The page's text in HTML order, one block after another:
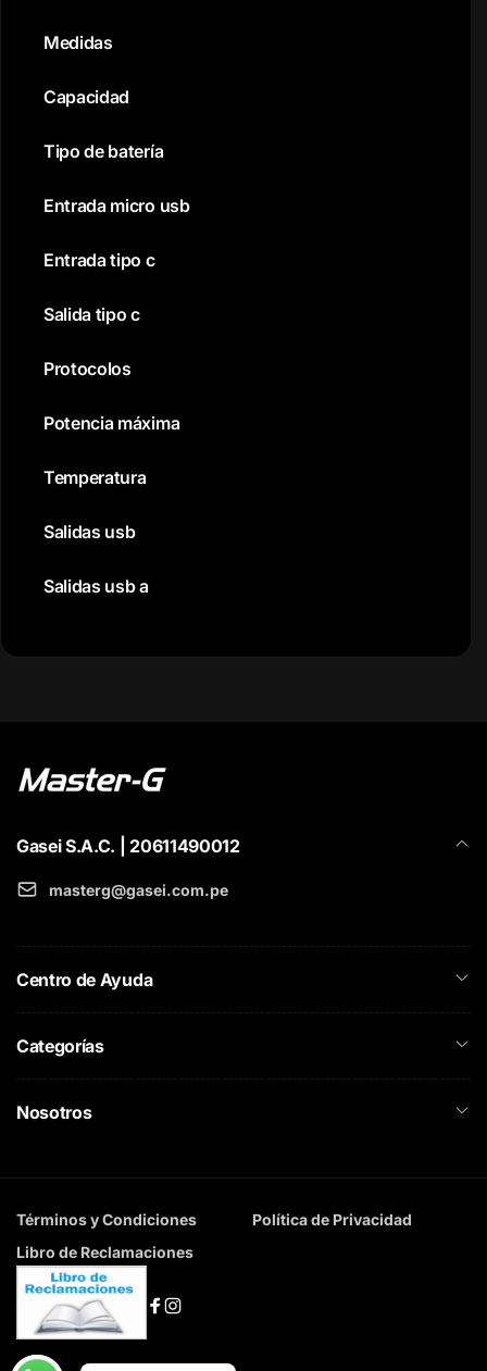
Medidas
Capacidad
Tipo de batería
Entrada micro usb
Entrada tipo c
Salida tipo c
Protocolos
Potencia máxima
Temperatura
Salidas usb
Salidas usb a
Gasei S.A.C. | 20611490012
masterg@gasei.com.pe
Centro de Ayuda
Categorías
Nosotros
Términos y Condiciones
Política de Privacidad
Libro de Reclamaciones
Facebook
Instagram